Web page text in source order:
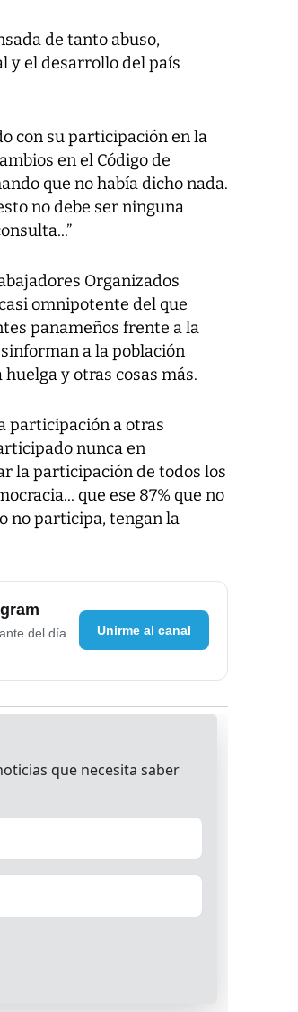
de tanto abuso,
y el desarrollo del país
con su participación en la
en el Código de
que no había dicho nada.
no debe ser ninguna
Organizados
omnipotente del que
panameños frente a la
a la población
y otras cosas más.
participación a otras
nunca en
la participación de todos los
que ese 87% que no
no participa, tengan la
del día
Unirme al canal